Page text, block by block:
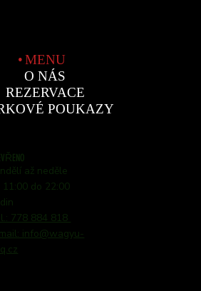
MENU
O NÁS
REZERVACE
POUKAZY
až neděle
11:00 do 22:00
778 884 818
info@wagyu-